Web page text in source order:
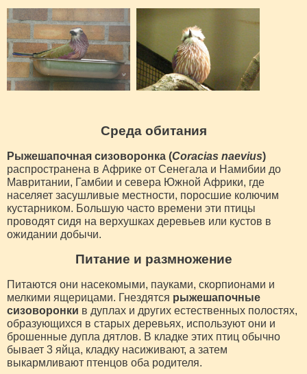
Среда обитания
Рыжешапочная сизоворонка (Coracias naevius)
распространена в Африке от Сенегала и Намибии до
Мавритании, Гамбии и севера Южной Африки, где
населяет засушливые местности, поросшие колючим
кустарником. Большую часто времени эти птицы
проводят сидя на верхушках деревьев или кустов в
ожидании добычи.
Питание и размножение
Питаются они насекомыми, пауками, скорпионами и
мелкими ящерицами. Гнездятся рыжешапочные
сизоворонки в дуплах и других естественных полостях,
образующихся в старых деревьях, используют они и
брошенные дупла дятлов. В кладке этих птиц обычно
бывает 3 яйца, кладку насиживают, а затем
выкармливают птенцов оба родителя.